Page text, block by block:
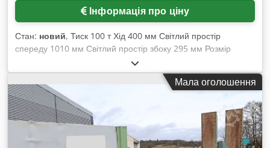
Інформація про ціну
Стан: новий, Тиск 100 т Хід 400 мм Світлий простір
спереду 1010 мм Світлий простір збоку 295 мм Розмір
циліндра 175x115 мм Швидкість подачі вниз 7,6 мм/сек
Швидкість подачі вгору 13,4 мм/сек Crsdpfx Asyv N
Ngoamof Загальна потужність 4,0 кВт Маса машини
приблизно 1000 кг Габарити приблизно 1600x850x2450 мм
Оснащення: - Міцна зварна конструкція - Натискний
циліндр пересувний вбік - Управління електричне через
важіль керування / ручне через ручний важіль - Індикація
Мала оголошення